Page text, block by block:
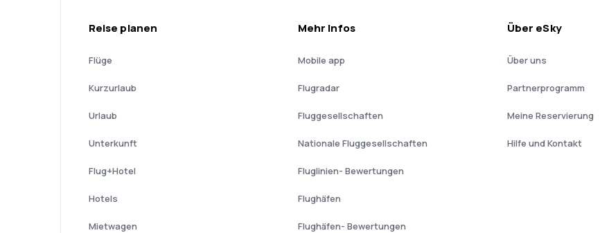
Reise planen
Flüge
Kurzurlaub
Urlaub
Unterkunft
Flug+Hotel
Hotels
Mietwagen
Mehr Infos
Mobile app
Flugradar
Fluggesellschaften
Nationale Fluggesellschaften
Fluglinien- Bewertungen
Flughäfen
Flughäfen- Bewertungen
Über eSky
Über uns
Partnerprogramm
Meine Reservierung
Hilfe und Kontakt